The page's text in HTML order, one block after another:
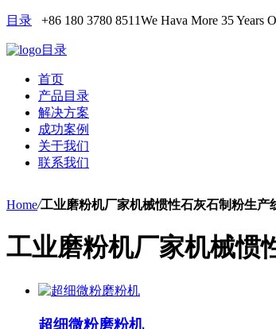
目录 +86 180 3780 8511We Hava More 35 Years
目录
首页
产品目录
解决方案
成功案例
关于我们
联系我们
Home/工业磨粉机厂家机械惯性石灰石制粉生产
工业磨粉机厂家机械惯
超细微粉磨粉机